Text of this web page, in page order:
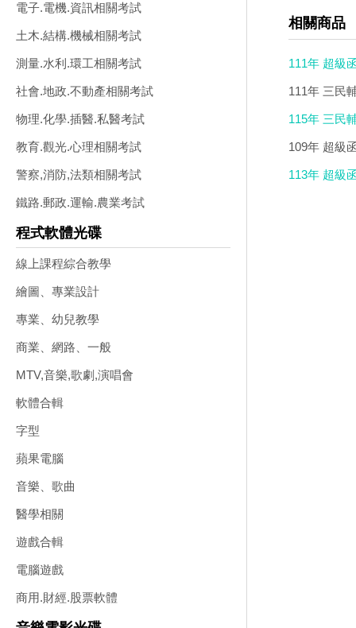
電子.電機.資訊相關考試
土木.結構.機械相關考試
測量.水利.環工相關考試
社會.地政.不動產相關考試
物理.化學.插醫.私醫考試
教育.觀光.心理相關考試
警察,消防,法類相關考試
鐵路.郵政.運輸.農業考試
程式軟體光碟
線上課程綜合教學
繪圖、專業設計
專業、幼兒教學
商業、網路、一般
MTV,音樂,歌劇,演唱會
軟體合輯
字型
蘋果電腦
音樂、歌曲
醫學相關
遊戲合輯
電腦遊戲
商用.財經.股票軟體
相關商品
111年 超級
(特價6900)
111年 三民
4000)
115年 三民
DVD函授課
109年 超級
片裝)(特價
113年 超級